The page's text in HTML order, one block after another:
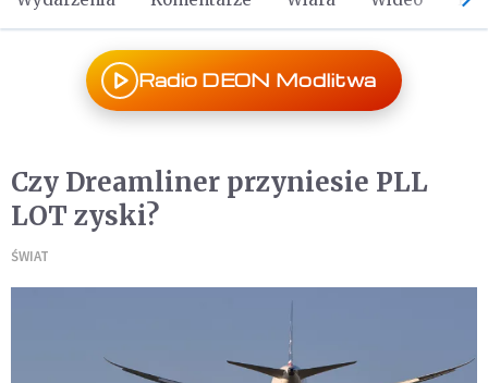
Radio DEON Modlitwa
Czy Dreamliner przyniesie PLL
LOT zyski?
ŚWIAT